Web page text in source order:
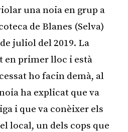
una noia en grup a
de Blanes (Selva)
juliol del 2019. La
en primer lloc i està
ho facin demà, al
ha explicat que va
i que va conèixer els
local, un dels cops que